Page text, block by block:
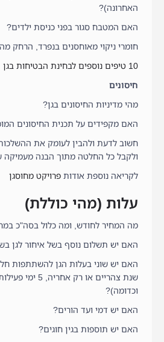
האחרונה)?
האם המטבח סגור בפני כניסת ילדים?
חומרי ניקוי מאוחסנים בנפרד, הרחק
10 טיפים נוספים לבחינת הבטיחות בגן
חיסונים
מהי מדיניות החיסונים בגן?
האם מקפידים על תכנית החיסונים
חשוב לדעת ולהבין לעומק את
ולקבל כל החלטה מתוך הבנה מעמיקה
לקריאה נוספת אודות פרויקט מחוסגן
עלות (מהי כוללת)
מה המחיר לחודש, ומה כלול בסה"כ
האם יש תשלום נוסף בשל איחור לגן
האם יש שוני בעלות הגן להשתתפות
וכדומה)?
האם יש דמי ועד הורים?
האם יש תוספות בגין חוגים?